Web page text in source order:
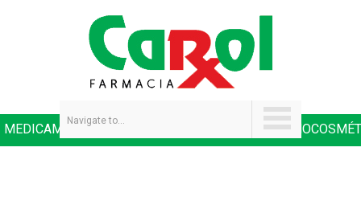
Navigate to...
MEDICAMENTOS